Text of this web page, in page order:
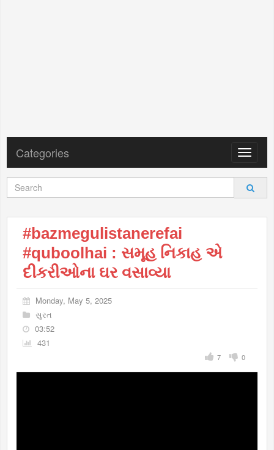
Toggle
Categories
#bazmegulistanerefai
#quboolhai : સમૂહ નિકાહ એ
દીકરીઓના ઘર વસાવ્યા
Monday, May 5, 2025
સુરત
03:52
431
7 0